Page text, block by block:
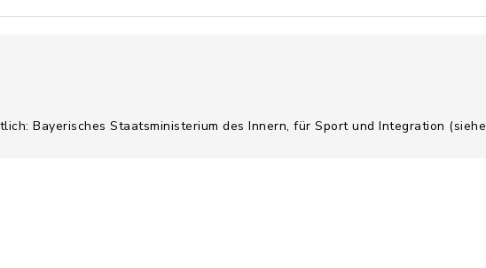
Bayerisches Staatsministerium des Innern, für Sport und Integration (siehe